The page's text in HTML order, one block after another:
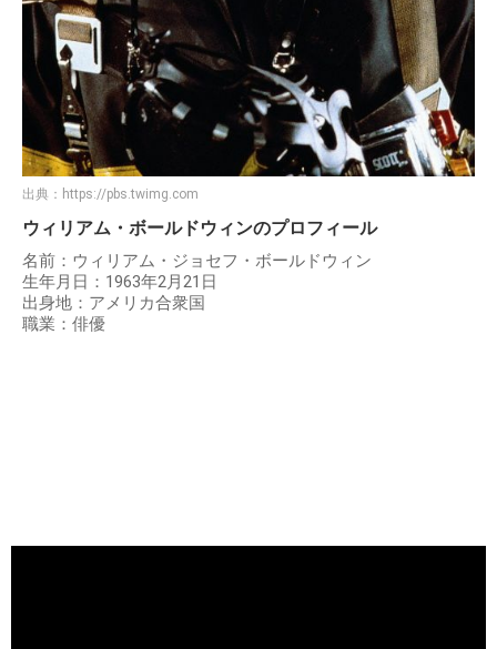
出典： https://pbs.twimg.com
ウィリアム・ボールドウィンのプロフィール
名前：ウィリアム・ジョセフ・ボールドウィン
生年月日：1963年2月21日
出身地：アメリカ合衆国
職業：俳優